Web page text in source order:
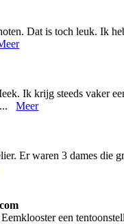
Dat is toch leuk. Ik
Ik krijg steeds vaker
Meer
Er waren 3 dames die
een